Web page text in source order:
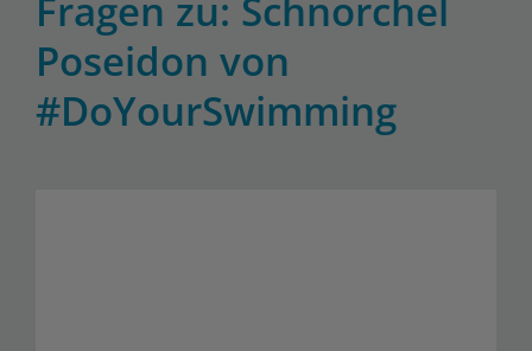
Fragen zu: Schnorchel
Poseidon von
#DoYourSwimming